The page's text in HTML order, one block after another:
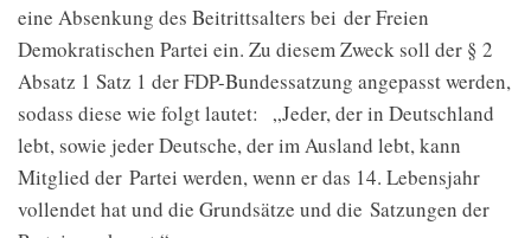
eine Absenkung des Beitrittsalters bei der Freien
Demokratischen Partei ein. Zu diesem Zweck soll der § 2
Absatz 1 Satz 1 der FDP-Bundessatzung angepasst werden,
sodass diese wie folgt lautet: „Jeder, der in Deutschland
lebt, sowie jeder Deutsche, der im Ausland lebt, kann
Mitglied der Partei werden, wenn er das 14. Lebensjahr
vollendet hat und die Grundsätze und die Satzungen der